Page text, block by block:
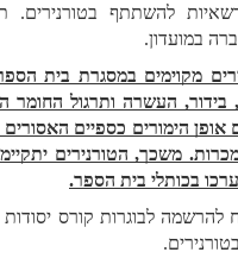
רק חברות המועדון רשאיות להשתתף בטורנירים. תיאסר
יובהר ויודגש כי הטורנירים מקוימים במסגרת בית הספר והם
מיועדים לצרכי שעשוע, בידור, העשרה ותרגול החומר הנלמד.
ליידיס לא מעודדת בשום אופן הימורים כספיים האסורים על פי
חוק ומהווים סכנה להתמכרות. משכך, הטורנירים יתקיימו לחוג
בית הספר.
טורניר אקספלורר: פתוח להרשמה לבוגרות קורס יסודות ואילך